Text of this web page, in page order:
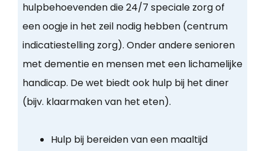
hulpbehoevenden die 24/7 speciale zorg of
een oogje in het zeil nodig hebben (centrum
indicatiestelling zorg). Onder andere senioren
met dementie en mensen met een lichamelijke
handicap. De wet biedt ook hulp bij het diner
(bijv. klaarmaken van het eten).
Hulp bij bereiden van een maaltijd